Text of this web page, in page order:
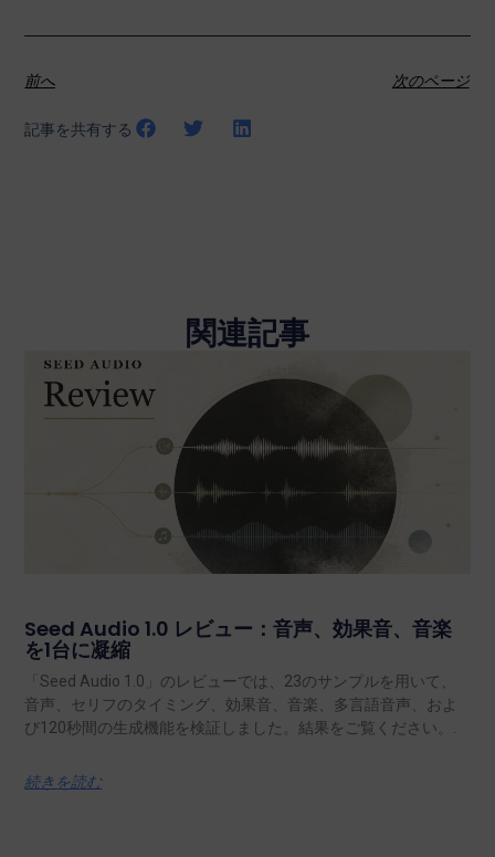
前へ 次のページ
記事を共有する
関連記事
Seed Audio 1.0 レビュー：音声、効果音、音楽
を1台に凝縮
「Seed Audio 1.0」のレビューでは、23のサンプルを用いて、
音声、セリフのタイミング、効果音、音楽、多言語音声、およ
び120秒間の生成機能を検証しました。結果をご覧ください。.
続きを読む